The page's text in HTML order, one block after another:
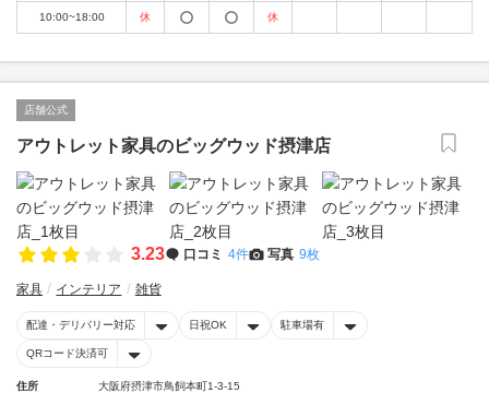
10:00~18:00 休 休
店舗公式
アウトレット家具のビッグウッド摂津店
3.23 口コミ 4件 写真 9枚
家具 インテリア 雑貨
配達・デリバリー対応 日祝OK 駐車場有
QRコード決済可
住所
大阪府摂津市鳥飼本町1-3-15